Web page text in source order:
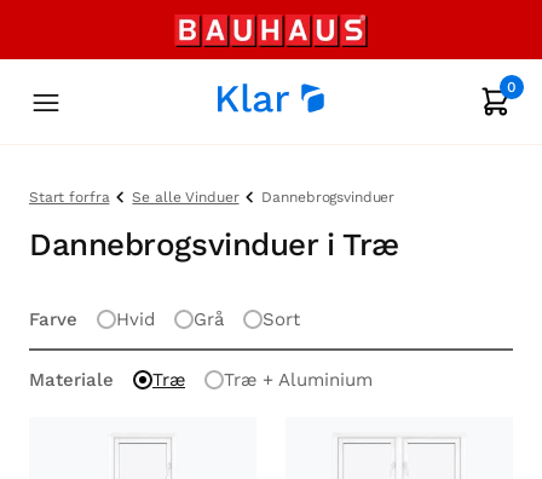
0
Start forfra Se alle Vinduer Dannebrogsvinduer
Dannebrogsvinduer i Træ
Farve Hvid Grå Sort
Materiale Træ Træ + Aluminium